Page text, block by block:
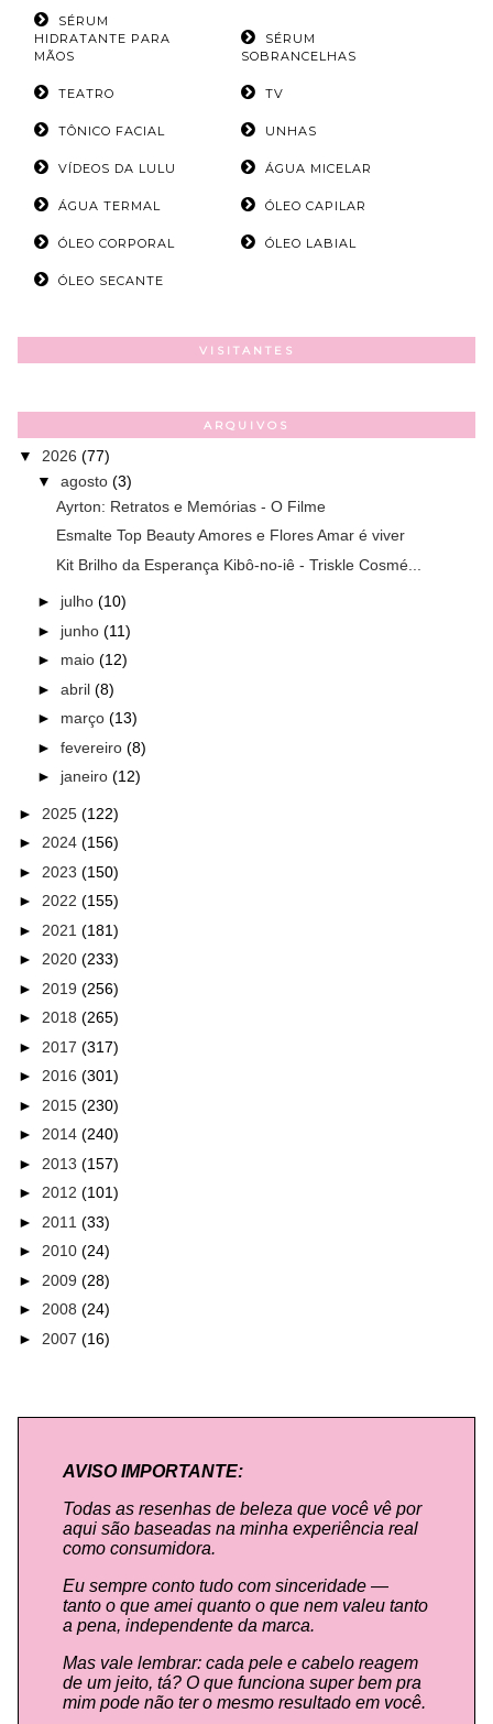
SÉRUM
HIDRATANTE PARA
MÃOS
SÉRUM
SOBRANCELHAS
TEATRO TV
TÔNICO FACIAL UNHAS
VÍDEOS DA LULU ÁGUA MICELAR
ÁGUA TERMAL ÓLEO CAPILAR
ÓLEO CORPORAL ÓLEO LABIAL
ÓLEO SECANTE
VISITANTES
ARQUIVOS
▼ 2026 (77)
▼ agosto (3)
Ayrton: Retratos e Memórias - O Filme
Esmalte Top Beauty Amores e Flores Amar é viver
Kit Brilho da Esperança Kibô-no-iê - Triskle Cosmé...
► julho (10)
► junho (11)
► maio (12)
► abril (8)
► março (13)
► fevereiro (8)
► janeiro (12)
► 2025 (122)
► 2024 (156)
► 2023 (150)
► 2022 (155)
► 2021 (181)
► 2020 (233)
► 2019 (256)
► 2018 (265)
► 2017 (317)
► 2016 (301)
► 2015 (230)
► 2014 (240)
► 2013 (157)
► 2012 (101)
► 2011 (33)
► 2010 (24)
► 2009 (28)
► 2008 (24)
► 2007 (16)
AVISO IMPORTANTE:
Todas as resenhas de beleza que você vê por
aqui são baseadas na minha experiência real
como consumidora.
Eu sempre conto tudo com sinceridade —
tanto o que amei quanto o que nem valeu tanto
a pena, independente da marca.
Mas vale lembrar: cada pele e cabelo reagem
de um jeito, tá? O que funciona super bem pra
mim pode não ter o mesmo resultado em você.